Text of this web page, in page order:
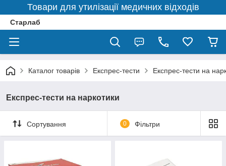
Товари для утилізації медичних відходів
Старлаб
Каталог товарів Експрес-тести Експрес-тести на
Експрес-тести на наркотики
Сортування 0 Фільтри